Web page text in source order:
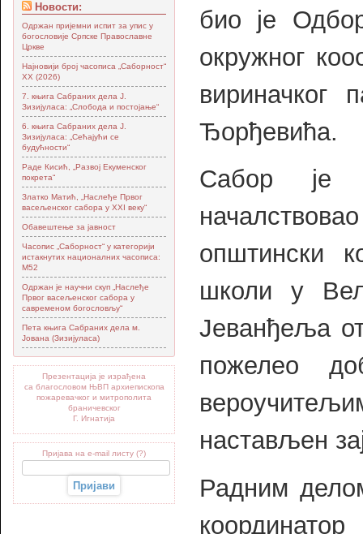
Новости:
Одржан пријемни испит за упис у
богословије Српске Православне
Цркве
Најновији број часописа „Саборност“
XX (2026)
7. књига Сабраних дела Ј.
Зизијуласа: „Слобода и постојање“
6. књига Сабраних дела Ј.
Зизијуласа: „Сећајући се
будућности“
Раде Кисић, „Развој Екуменског
покрета“
Златко Матић, „Наслеђе Првог
васељенског сабора у XXI веку“
Обавештење за јавност
Часопис „Саборност“ у категорији
истакнутих националних часописа:
М52
Одржан је научни скуп „Наслеђе
Првог васељенског сабора у
савременом богословљу“
Пета књига Сабраних дела м.
Јована (Зизијуласа)
Презентација је израђена
са благословом ЊВП архиепископа
пожаревачког и митрополита
браничевског
Г. Игнатија
Пријава на e-mail листу (?)
био је
окружног
вириначког
Ђорђевића.
Сабор је
општински
школи у
Јеванђеља
пожелео
настављен
Радним